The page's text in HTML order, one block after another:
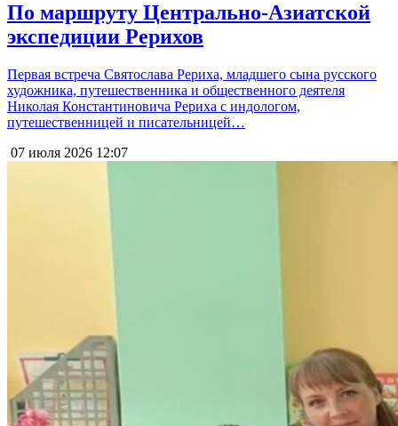
По маршруту Центрально-Азиатской
экспедиции Рерихов
Первая встреча Святослава Рериха, младшего сына русского
художника, путешественника и общественного деятеля
Николая Константиновича Рериха с индологом,
путешественницей и писательницей…
07 июля 2026 12:07